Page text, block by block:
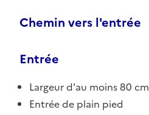
Chemin vers l'entrée
Entrée
Largeur d'au moins 80 cm
Entrée de plain pied